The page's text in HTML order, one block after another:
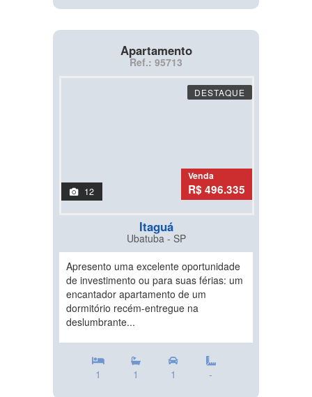
Apartamento
Ref.: 95713
DESTAQUE
12
Venda
R$ 496.335
Itaguá
Ubatuba - SP
Apresento uma excelente oportunidade
de investimento ou para suas férias: um
encantador apartamento de um
dormitório recém-entregue na
deslumbrante...
1 1 1 -